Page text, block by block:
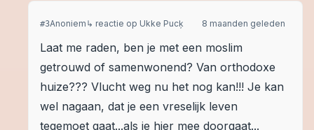
#3Anoniem ↳ reactie op Ukke Pucķ 8 maanden geleden
Laat me raden, ben je met een moslim
getrouwd of samenwonend? Van orthodoxe
huize??? Vlucht weg nu het nog kan!!! Je kan
wel nagaan, dat je een vreselijk leven
tegemoet gaat...als je hier mee doorgaat...